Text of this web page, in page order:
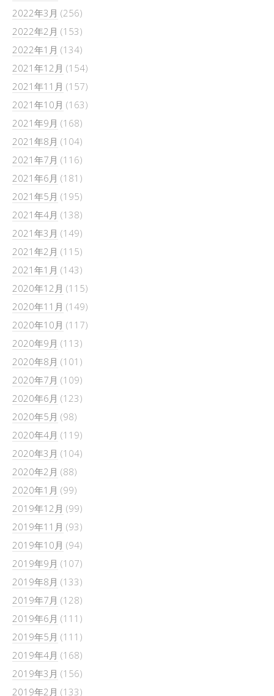
2022年3月 (256)
2022年2月 (153)
2022年1月 (134)
2021年12月 (154)
2021年11月 (157)
2021年10月 (163)
2021年9月 (168)
2021年8月 (104)
2021年7月 (116)
2021年6月 (181)
2021年5月 (195)
2021年4月 (138)
2021年3月 (149)
2021年2月 (115)
2021年1月 (143)
2020年12月 (115)
2020年11月 (149)
2020年10月 (117)
2020年9月 (113)
2020年8月 (101)
2020年7月 (109)
2020年6月 (123)
2020年5月 (98)
2020年4月 (119)
2020年3月 (104)
2020年2月 (88)
2020年1月 (99)
2019年12月 (99)
2019年11月 (93)
2019年10月 (94)
2019年9月 (107)
2019年8月 (133)
2019年7月 (128)
2019年6月 (111)
2019年5月 (111)
2019年4月 (168)
2019年3月 (156)
2019年2月 (133)